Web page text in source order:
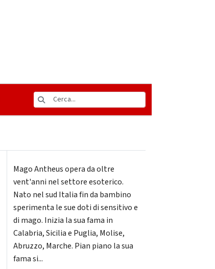
Mago Antheus opera da oltre
vent'anni nel settore esoterico.
Nato nel sud Italia fin da bambino
sperimenta le sue doti di sensitivo e
di mago. Inizia la sua fama in
Calabria, Sicilia e Puglia, Molise,
Abruzzo, Marche. Pian piano la sua
fama si...